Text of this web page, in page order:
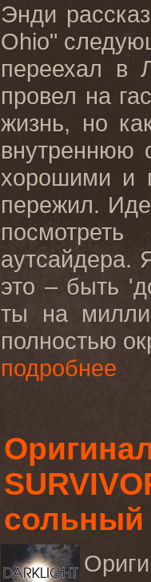
Энди
Ohio"
переехал в
провел на
жизнь, но
внутреннюю
хорошими и
пережил.
аутсайдера.
это – быть
ты на
полностью
подробнее